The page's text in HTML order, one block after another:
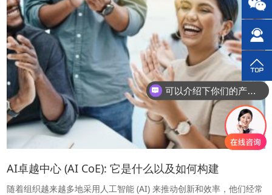
AI卓越中心 (AI CoE): 它是什么以及如何构建
随着组织越来越多地采用人工智能 (AI) 来推动创新和效率，他们经常
可以介绍下你们的产品么？